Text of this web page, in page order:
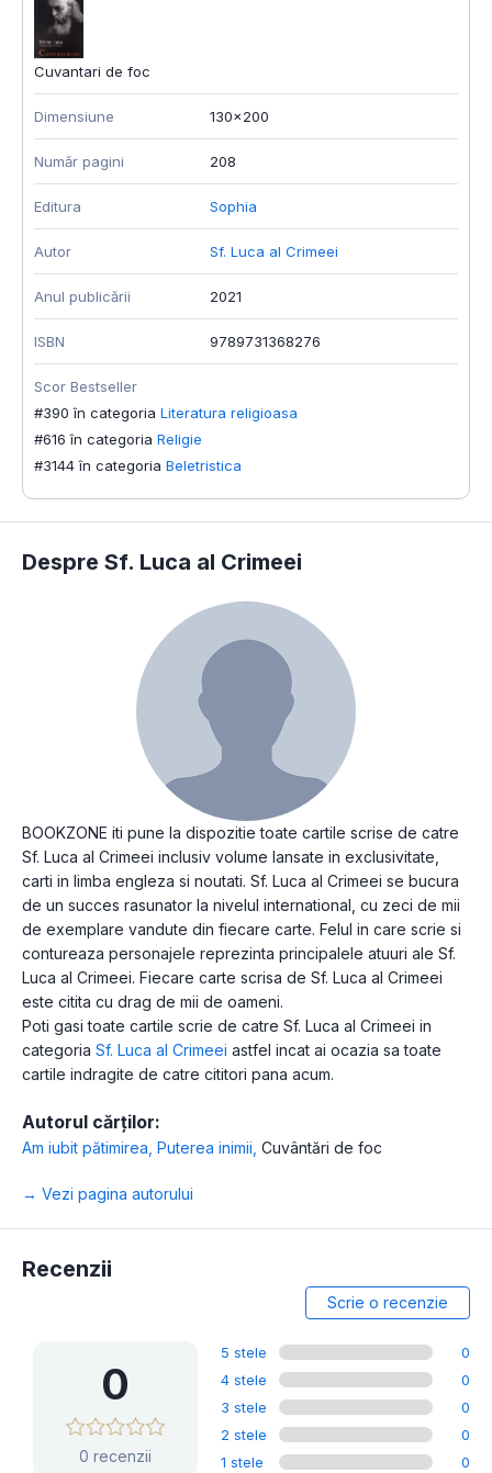
Cuvantari de foc
Dimensiune 130x200
Număr pagini 208
Editura Sophia
Autor Sf. Luca al Crimeei
Anul publicării 2021
ISBN 9789731368276
Scor Bestseller
#390 în categoria Literatura religioasa
#616 în categoria Religie
#3144 în categoria Beletristica
Despre Sf. Luca al Crimeei
BOOKZONE iti pune la dispozitie toate cartile scrise de catre
Sf. Luca al Crimeei inclusiv volume lansate in exclusivitate,
carti in limba engleza si noutati. Sf. Luca al Crimeei se bucura
de un succes rasunator la nivelul international, cu zeci de mii
de exemplare vandute din fiecare carte. Felul in care scrie si
contureaza personajele reprezinta principalele atuuri ale Sf.
Luca al Crimeei. Fiecare carte scrisa de Sf. Luca al Crimeei
este citita cu drag de mii de oameni.
Poti gasi toate cartile scrie de catre Sf. Luca al Crimeei in
categoria Sf. Luca al Crimeei astfel incat ai ocazia sa toate
cartile indragite de catre cititori pana acum.
Autorul cărților:
Am iubit pătimirea Puterea inimii Cuvântări de foc
→ Vezi pagina autorului
Recenzii
Scrie o recenzie
0
0 recenzii
5 stele
0
4 stele
0
3 stele
0
2 stele
0
1 stele
0